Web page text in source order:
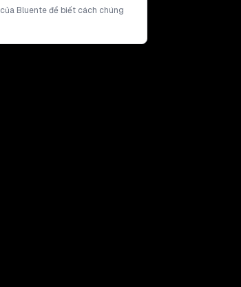
của Bluente để biết cách chúng